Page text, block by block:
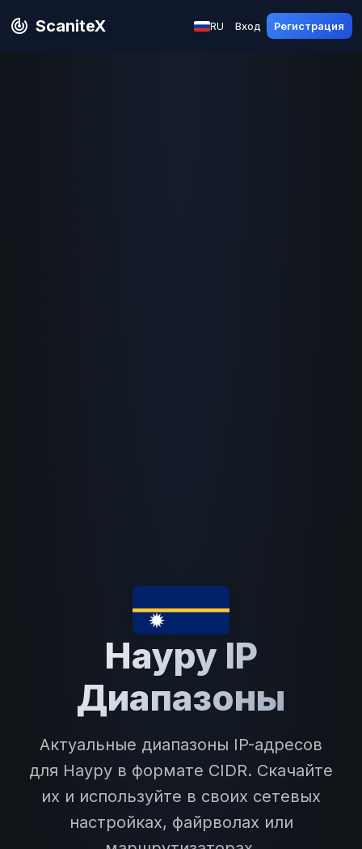
ScaniteX RU Вход Регистрация
Науру IP
Диапазоны
Актуальные диапазоны IP-адресов
для Науру в формате CIDR. Скачайте
их и используйте в своих сетевых
настройках, файрволах или